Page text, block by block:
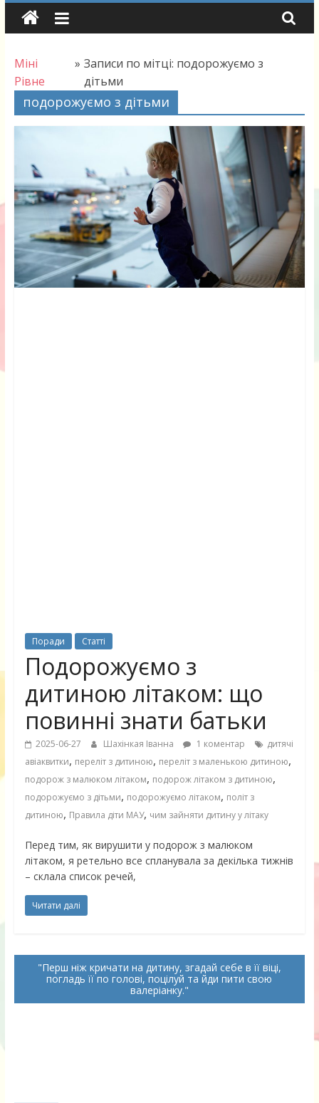
Skip
Міні
Рівне
» Записи по мітці: подорожуємо з
дітьми
подорожуємо з дітьми
Поради Статті
Подорожуємо з
дитиною літаком: що
повинні знати батьки
2025-06-27 Шахінкая Іванна 1 коментар
дитячі
авіаквитки, переліт з дитиною, переліт з маленькою дитиною,
подорож з малюком літаком, подорож літаком з дитиною,
подорожуємо з дітьми, подорожуємо літаком, політ з
дитиною, Правила діти МАУ, чим зайняти дитину у літаку
Перед тим, як вирушити у подорож з малюком
літаком, я ретельно все спланувала за декілька тижнів
– склала список речей,
Читати далі
Перш ніж кричати на дитину, згадай себе в її віці,
погладь її по голові, поцілуй та йди пити свою
валеріанку.